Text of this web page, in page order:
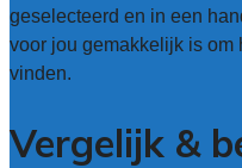
geselecteerd en in een
voor jou gemakkelijk is om
vinden.
Vergelijk &